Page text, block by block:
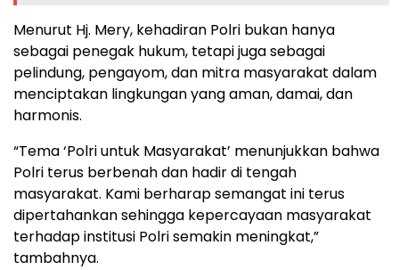
Menurut Hj. Mery, kehadiran Polri bukan hanya
sebagai penegak hukum, tetapi juga sebagai
pelindung, pengayom, dan mitra masyarakat dalam
menciptakan lingkungan yang aman, damai, dan
harmonis.
“Tema ‘Polri untuk Masyarakat’ menunjukkan bahwa
Polri terus berbenah dan hadir di tengah
masyarakat. Kami berharap semangat ini terus
dipertahankan sehingga kepercayaan masyarakat
terhadap institusi Polri semakin meningkat,”
tambahnya.